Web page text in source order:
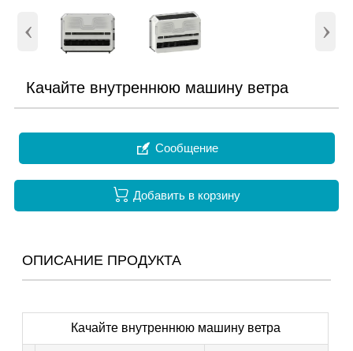
‹ ›
Качайте внутреннюю машину ветра
 Сообщение
 Добавить в корзину
ОПИСАНИЕ ПРОДУКТА
Качайте внутреннюю машину ветра